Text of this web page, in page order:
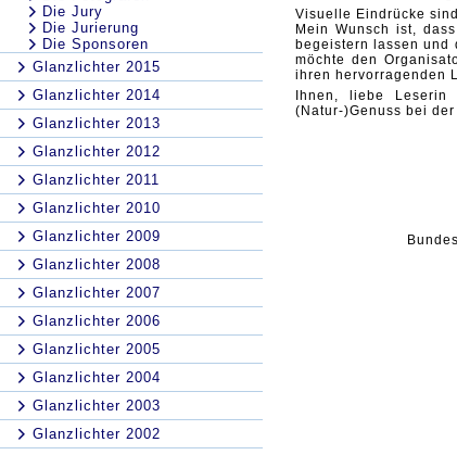
Die Jury
Die Jurierung
Die Sponsoren
Glanzlichter 2015
Glanzlichter 2014
Glanzlichter 2013
Glanzlichter 2012
Glanzlichter 2011
Glanzlichter 2010
Glanzlichter 2009
Glanzlichter 2008
Glanzlichter 2007
Glanzlichter 2006
Glanzlichter 2005
Glanzlichter 2004
Glanzlichter 2003
Glanzlichter 2002
Visuelle Eindrücke
Mein Wunsch ist,
begeistern lassen und
möchte den
ihren hervorragenden
Ihnen, liebe
(Natur-)Genuss bei